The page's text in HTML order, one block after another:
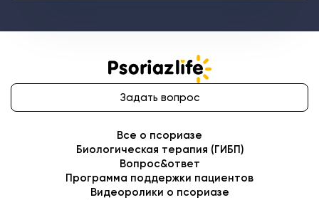
Задать вопрос
Все о псориазе
Биологическая терапия (ГИБП)
Вопрос&ответ
Программа поддержки пациентов
Видеоролики о псориазе